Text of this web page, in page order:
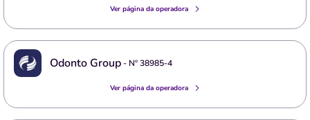
Ver página da operadora
Odonto Group- Nº38985-4
Ver página da operadora